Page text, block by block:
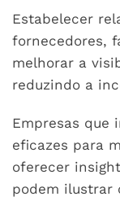
Estabelecer
fornecedores,
melhorar a
reduzindo a
Empresas que
eficazes para
oferecer
podem ilustrar